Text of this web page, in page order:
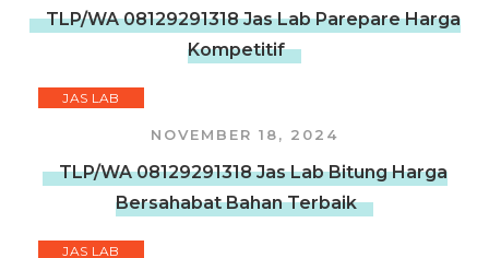
TLP/WA 08129291318 Jas Lab Parepare Harga
Kompetitif
JAS LAB
NOVEMBER 18, 2024
TLP/WA 08129291318 Jas Lab Bitung Harga
Bersahabat Bahan Terbaik
JAS LAB